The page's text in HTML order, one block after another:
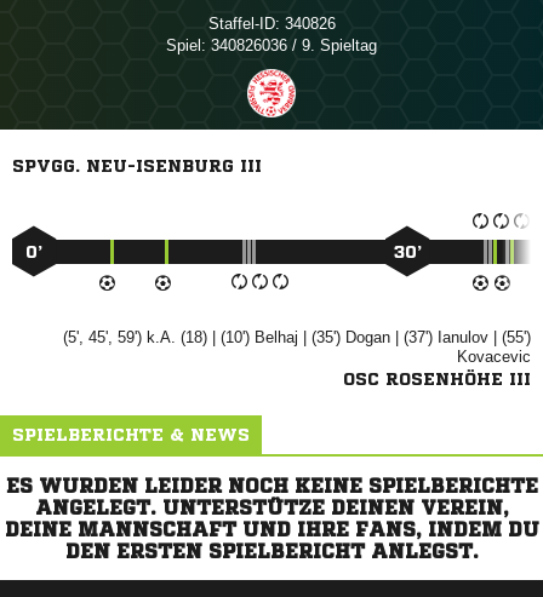
Staffel-ID: 340826
Spiel: 340826036 / 9. Spieltag
SPVGG. NEU-ISENBURG III
0’ 30’
(5', 45', 59') k.A. (18) | (10')  | (35')  | (37')  | (55')

OSC ROSENHÖHE III
SPIELBERICHTE & NEWS
ES WURDEN LEIDER NOCH KEINE SPIELBERICHTE
ANGELEGT. UNTERSTÜTZE DEINEN VEREIN,
DEINE MANNSCHAFT UND IHRE FANS, INDEM DU
DEN ERSTEN SPIELBERICHT ANLEGST.